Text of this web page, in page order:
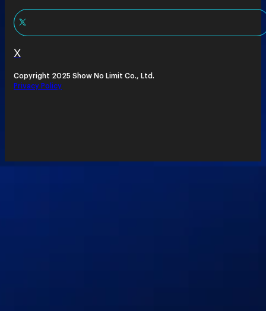
X
Copyright 2025 Show No Limit Co., Ltd.
Privacy Policy